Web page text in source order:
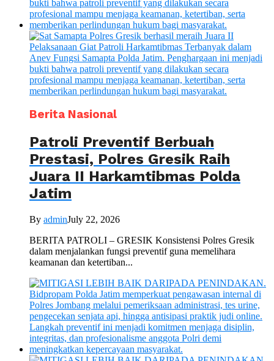
Berita Nasional
Patroli Preventif Berbuah
Prestasi, Polres Gresik Raih
Juara II Harkamtibmas Polda
Jatim
By adminJuly 22, 2026
BERITA PATROLI – GRESIK Konsistensi Polres Gresik
dalam menjalankan fungsi preventif guna memelihara
keamanan dan ketertiban...